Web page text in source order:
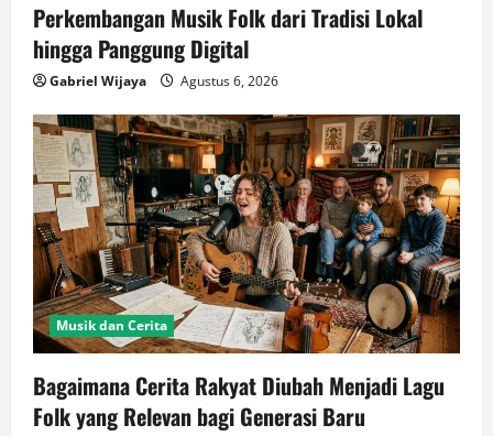
Perkembangan Musik Folk dari Tradisi Lokal
hingga Panggung Digital
Gabriel Wijaya Agustus 6, 2026
Musik dan Cerita
Bagaimana Cerita Rakyat Diubah Menjadi Lagu
Folk yang Relevan bagi Generasi Baru